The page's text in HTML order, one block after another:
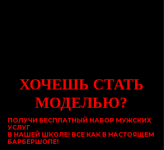
ХОЧЕШЬ СТАТЬ
МОДЕЛЬЮ?
ПОЛУЧИ БЕСПЛАТНЫЙ НАБОР МУЖСКИХ
УСЛУГ
В НАШЕЙ ШКОЛЕ! ВСЕ КАК В НАСТОЯЩЕМ
БАРБЕРШОПЕ!